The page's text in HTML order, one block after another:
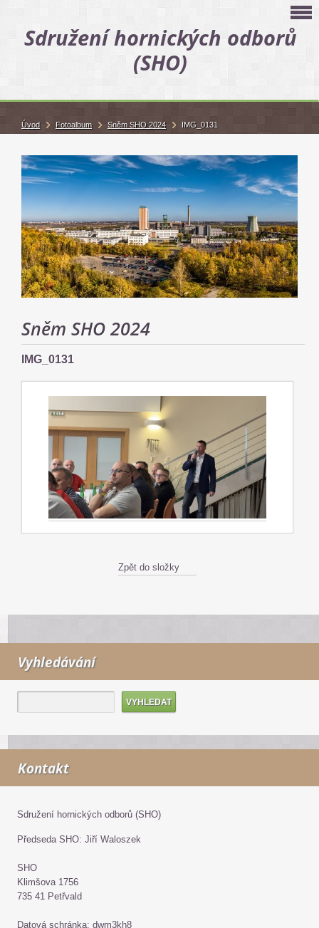
Sdružení hornických odborů
(SHO)
Sněm SHO 2024
IMG_0131
Zpět do složky
Vyhledávání
Kontakt
Sdružení hornických odborů (SHO)
Předseda SHO: Jiří Waloszek
SHO
Klimšova 1756
735 41 Petřvald
Datová schránka: dwm3kh8
Úvod Fotoalbum Sněm SHO 2024 IMG_0131